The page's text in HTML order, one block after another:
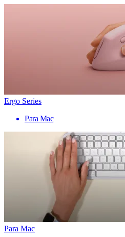
Ergo Series
Para Mac
Para Mac